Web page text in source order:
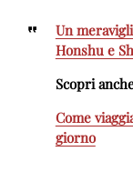
Un
Honshu e
Scopri
Come
giorno